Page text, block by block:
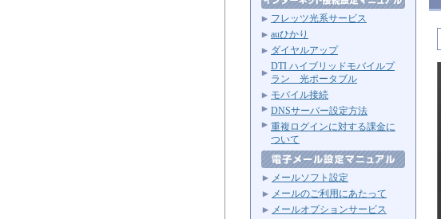
フレッツ光系サービス
auひかり
ダイヤルアップ
DTI ハイブリッドモバイルプ
ラン 光ポータブル
モバイル接続
DNSサーバー設定方法
重複ログインに対する課金に
ついて
メールソフト設定
メールのご利用にあたって
メールオプションサービス